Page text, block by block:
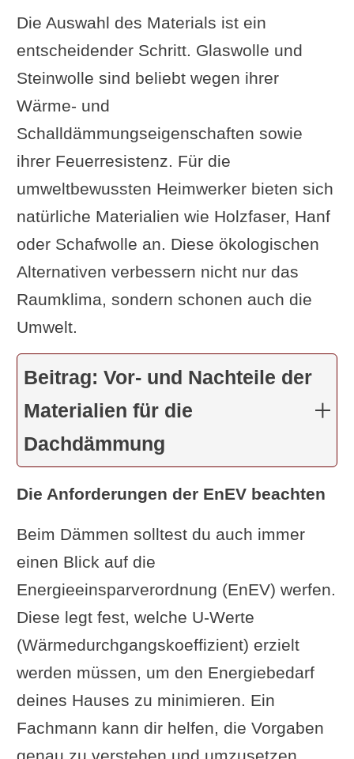
Die Auswahl des Materials ist ein
entscheidender Schritt. Glaswolle und
Steinwolle sind beliebt wegen ihrer
Wärme- und
Schalldämmungseigenschaften sowie
ihrer Feuerresistenz. Für die
umweltbewussten Heimwerker bieten sich
natürliche Materialien wie Holzfaser, Hanf
oder Schafwolle an. Diese ökologischen
Alternativen verbessern nicht nur das
Raumklima, sondern schonen auch die
Umwelt.
Beitrag: Vor- und Nachteile der
Materialien für die
Dachdämmung
Die Anforderungen der EnEV beachten
Beim Dämmen solltest du auch immer
einen Blick auf die
Energieeinsparverordnung (EnEV) werfen.
Diese legt fest, welche U-Werte
(Wärmedurchgangskoeffizient) erzielt
werden müssen, um den Energiebedarf
deines Hauses zu minimieren. Ein
Fachmann kann dir helfen, die Vorgaben
genau zu verstehen und umzusetzen.